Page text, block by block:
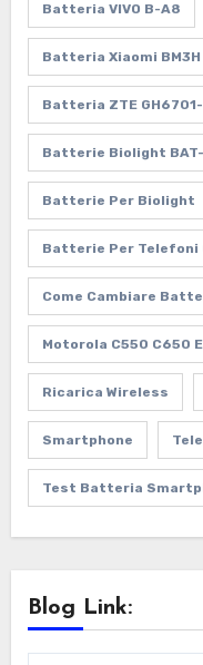
Batteria VIVO B-A8
Batteria Xiaomi BM3H
Batteria ZTE
Batterie Biolight
Batterie Per Biolight
Batterie Per Telefoni
Come Cambiare
Motorola C550 C650
Ricarica Wireless
Smartphone
Test Batteria
Blog Link: